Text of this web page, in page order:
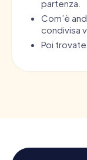
partenza.
Com’è
condivisa
Poi